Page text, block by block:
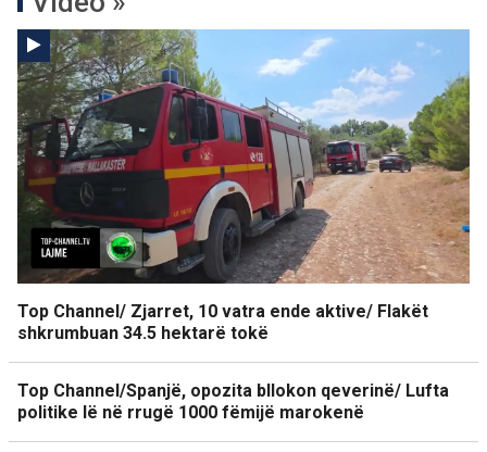
Top Channel/ Zjarret, 10 vatra ende aktive/ Flakët
shkrumbuan 34.5 hektarë tokë
Top Channel/Spanjë, opozita bllokon qeverinë/ Lufta
politike lë në rrugë 1000 fëmijë marokenë